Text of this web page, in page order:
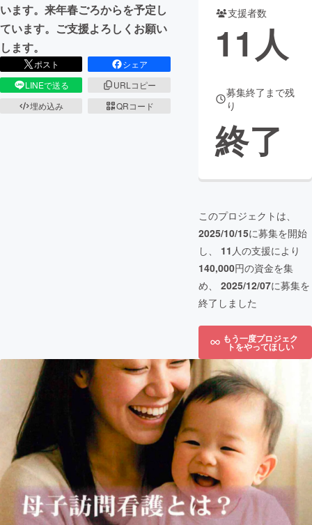
います。来年春ごろからを予定し
ています。ご支援よろしくお願い
します。
ポスト
シェア
LINEで送る
URLコピー
埋め込み
QRコード
支援者数
11 人
募集終了まで残
り
終了
このプロジェクトは、
2025/10/15に募集を開始
し、 11 人の支援により
140,000円の資金を集
め、 2025/12/07に募集を
終了しました
もう一度プロジェク
トをやってほしい